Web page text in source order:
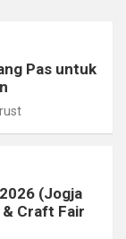
Pas untuk
(Jogja
Craft Fair